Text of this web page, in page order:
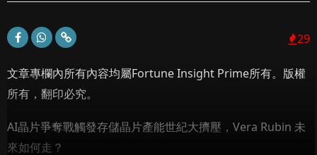
29
文章專欄內所有內容均屬Fortune Insight Prime所有。版權
所有，翻印必究。
AI晶片爭奪戰觸發存儲晶片產能世紀大擠壓，Vera Rubin 未
來如何走？